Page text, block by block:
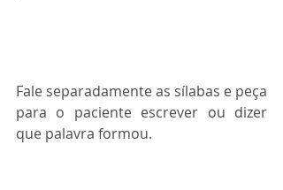
Fale separadamente as sílabas e peça
para o paciente escrever ou dizer
que palavra formou.